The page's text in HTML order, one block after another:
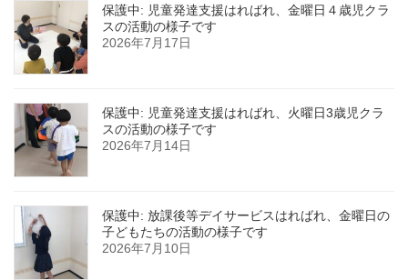
保護中: 児童発達支援はればれ、金曜日４歳児クラ
スの活動の様子です
2026年7月17日
保護中: 児童発達支援はればれ、火曜日3歳児クラ
スの活動の様子です
2026年7月14日
保護中: 放課後等デイサービスはればれ、金曜日の
子どもたちの活動の様子です
2026年7月10日